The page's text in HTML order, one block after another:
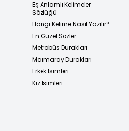
Eş Anlamlı Kelimeler
Sözlüğü
Hangi Kelime Nasıl Yazılır?
En Güzel Sözler
Metrobüs Durakları
Marmaray Durakları
Erkek İsimleri
Kız İsimleri